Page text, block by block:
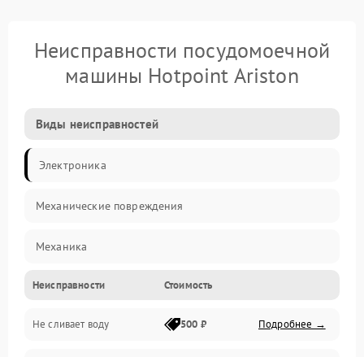
Неисправности посудомоечной
машины Hotpoint Ariston
Виды неисправностей
Электроника
Механические повреждения
Механика
Управление
Электропитание
Неисправности Стоимость
Не сливает воду 500 ₽ Подробнее →